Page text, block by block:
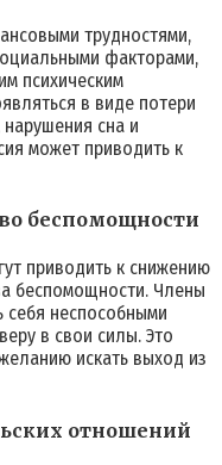
трудностями,
факторами,
психическим
в виде потери
нарушения сна и
может приводить к
беспомощности
приводить к снижению
беспомощности. Члены
себя неспособными
в свои силы. Это
искать выход из
отношений